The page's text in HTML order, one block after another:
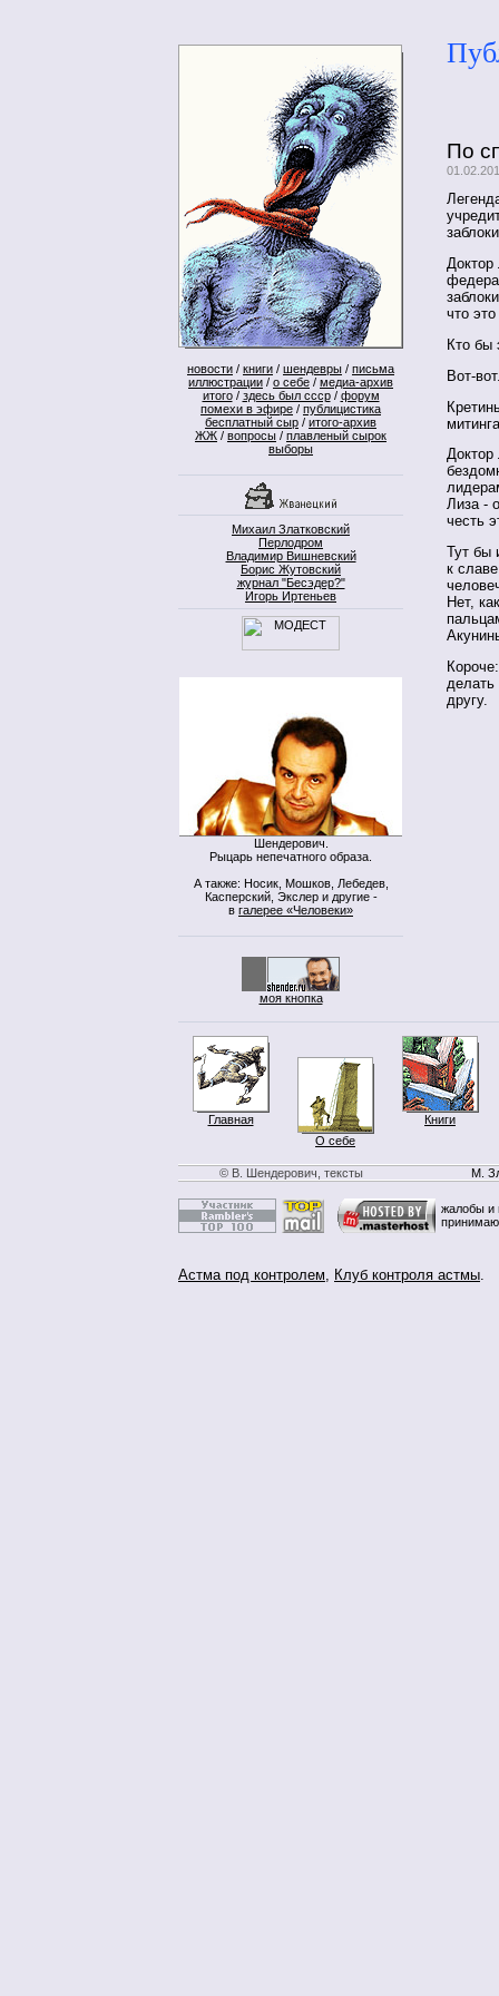
новости / книги / шендевры / письма
иллюстрации / о себе / медиа-архив
итого/ здесь был ссср/ форум
помехи в эфире / публицистика
бесплатный сыр / итого-архив
ЖЖ / вопросы / плавленый сырок
выборы
Михаил Златковский
Перлодром
Владимир Вишневский
Борис Жутовский
журнал "Бесэдер?"
Игорь Иртеньев
Шендерович.
Рыцарь непечатного образа.
А также: Носик, Мошков, Лебедев,
Касперский, Экслер и другие -
в галерее «Человеки»
моя кнопка
По
Доктор
что
Кто бы
Вот-
Доктор
Лиза -
честь
Тут бы
к
Нет,
делать
другу.
Главная
О себе
Книги
© В. Шендерович, тексты М.
жалобы и
Астма под контролем, Клуб контроля астмы.